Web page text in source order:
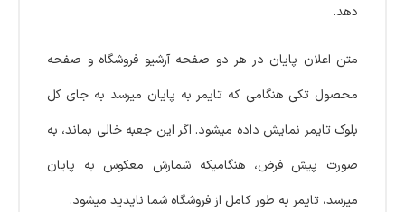
دهد.
متن اعلان پایان در هر دو صفحه آرشیو فروشگاه و صفحه
محصول تکی هنگامی که تایمر به پایان میرسد به جای کل
بلوک تایمر نمایش داده میشود. اگر این جعبه خالی بماند، به
صورت پیش فرض، هنگامیکه شمارش معکوس به پایان
میرسد، تایمر به طور کامل از فروشگاه شما ناپدید میشود.